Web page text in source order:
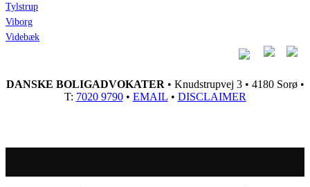
Tylstrup
Viborg
Videbæk
DANSKE BOLIGADVOKATER • Knudstrupvej 3 • 4180 Sorø •
T: 7020 9790• EMAIL • DISCLAIMER